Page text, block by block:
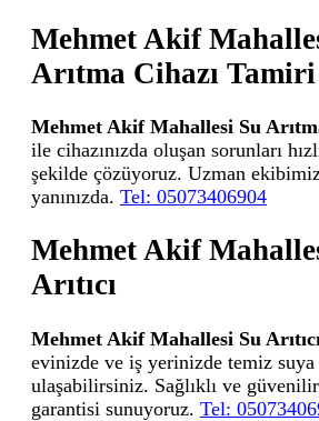
Mehmet Akif
Arıtma Cihazı Tamiri
Mehmet Akif Mahallesi Su
ile cihazınızda oluşan sorunları
şekilde çözüyoruz. Uzman
yanınızda. Tel: 05073406904
Mehmet Akif
Arıtıcı
Mehmet Akif Mahallesi Su Arıtıcı
evinizde ve iş yerinizde temiz suya
ulaşabilirsiniz. Sağlıklı ve
garantisi sunuyoruz. Tel: